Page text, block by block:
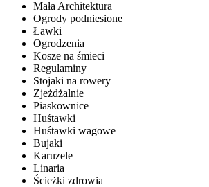
Mała Architektura
Ogrody podniesione
Ławki
Ogrodzenia
Kosze na śmieci
Regulaminy
Stojaki na rowery
Zjeżdżalnie
Piaskownice
Huśtawki
Huśtawki wagowe
Bujaki
Karuzele
Linaria
Ścieżki zdrowia